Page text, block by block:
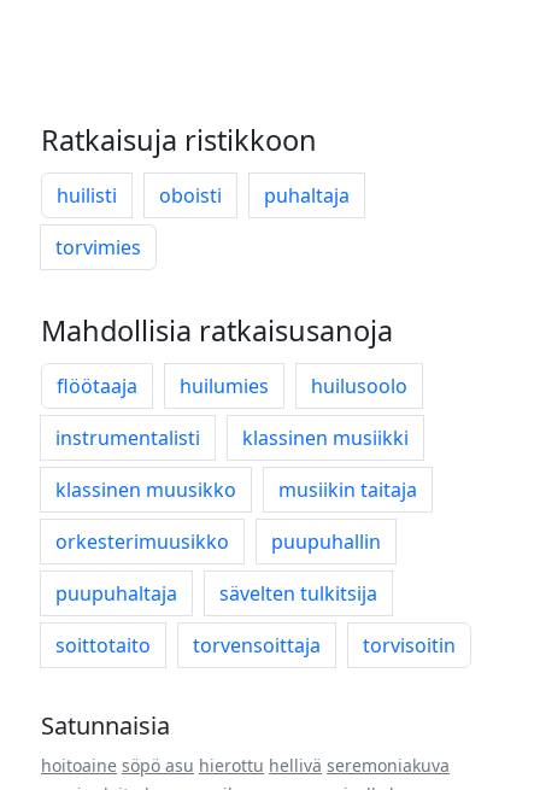
Ratkaisuja ristikkoon
huilisti oboisti
puhaltaja
torvimies
Mahdollisia ratkaisusanoja
flöötaaja huilumies
huilusoolo
instrumentalisti
klassinen musiikki
klassinen muusikko
musiikin taitaja
orkesterimuusikko
puupuhallin
puupuhaltaja
sävelten tulkitsija
soittotaito
torvensoittaja torvisoitin
Satunnaisia
hoitoaine söpö asu hierottu hellivä seremoniakuva